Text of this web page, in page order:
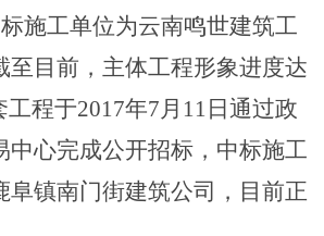
施工单位为云南鸣世建筑工
至目前，主体工程形象进度达
程于2017年7月11日通过政
中心完成公开招标，中标施工
阜镇南门街建筑公司，目前正